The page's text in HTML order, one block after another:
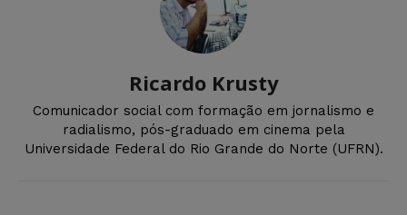
Ricardo Krusty
Comunicador social com formação em jornalismo e
radialismo, pós-graduado em cinema pela
Universidade Federal do Rio Grande do Norte (UFRN).